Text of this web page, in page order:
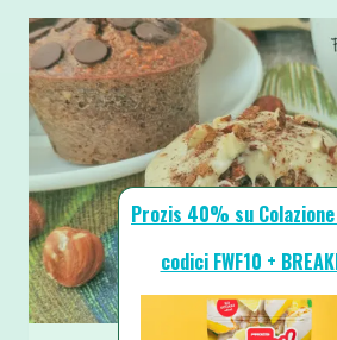
Prozis 40% su
codici FWF10 +